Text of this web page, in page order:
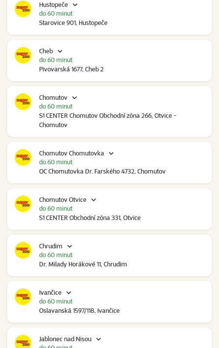
Hustopeče
Starovice 901, Hustopeče
do 60 minut
Cheb
Pivovarská 1677, Cheb 2
do 60 minut
Chomutov
S1 CENTER Chomutov Obchodní zóna 266, Otvice -
Chomutov
do 60 minut
Chomutov Chomutovka
OC Chomutovka Dr. Farského 4732, Chomutov
do 60 minut
Chomutov Otvice
S1 CENTER Obchodní zóna 331, Otvice
do 60 minut
Chrudim
Dr. Milady Horákové 11, Chrudim
do 60 minut
Ivančice
Oslavanská 1597/118, Ivančice
do 60 minut
Jablonec nad Nisou